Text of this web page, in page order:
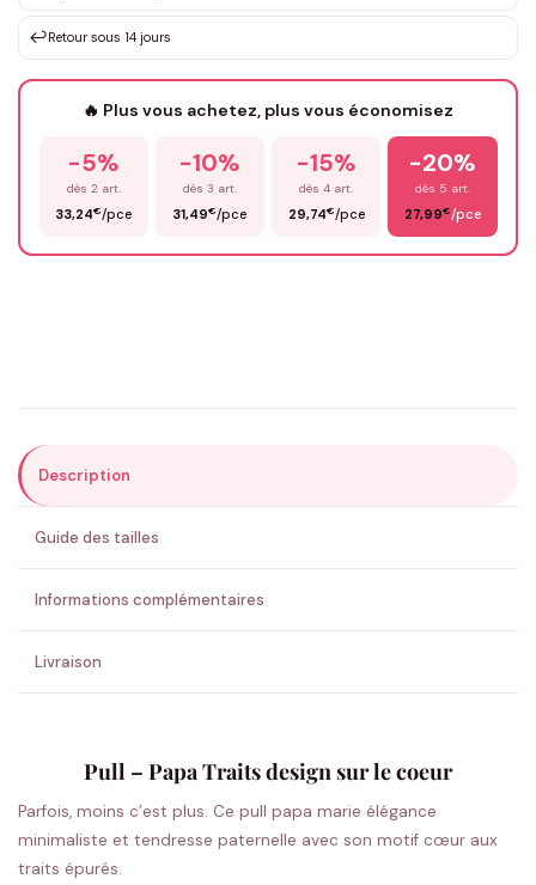
Votre texte / idée*
Prénom*
ENVOYER MA DEMANDE ✨
💚 Retour sous 24-48h🇫🇷 Flocage en France✅ Validation avant fabrication
↩️Retour sous 14 jours
🔥 Plus vous achetez, plus vous économisez
-5%
dès 2 art.
33,24€/pce
-10%
dès 3 art.
31,49€/pce
-15%
dès 4 art.
29,74€/pce
-20%
dès 5 art.
27,99€/pce
Description
Guide des tailles
Informations complémentaires
Livraison
Pull – Papa Traits design sur le coeur
Parfois, moins c’est plus. Ce pull papa marie élégance
minimaliste et tendresse paternelle avec son motif cœur aux
traits épurés.